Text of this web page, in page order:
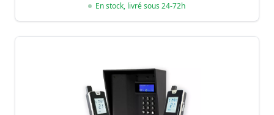
En stock, livré sous 24-72h